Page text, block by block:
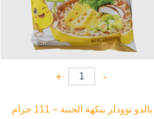
-
+
بالدو نوودلز بنكهة الجبنة – 111 جرام